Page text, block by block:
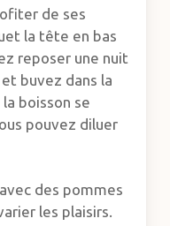
de ses
la tête en bas
reposer une nuit
buvez dans la
boisson se
pouvez diluer
des pommes
les plaisirs.